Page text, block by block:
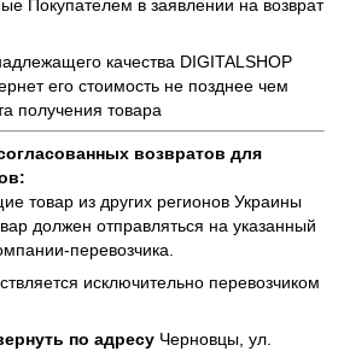
Покупателем в заявлении на возврат
качества DIGITALSHOP
его стоимость не позднее чем
получения товара
возвратов для
товар из других регионов Украины
должен отправляться на указанный
перевозчика.
исключительно перевозчиком
по адресу Черновцы, ул.